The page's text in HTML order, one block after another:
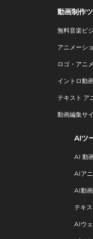
動画制作
無料音楽ビ
アニメーシ
ロゴ・アニ
イントロ動
テキスト ア
動画編集サ
AIツ
AI 動
AIア
AI動
テキ
AIウェ